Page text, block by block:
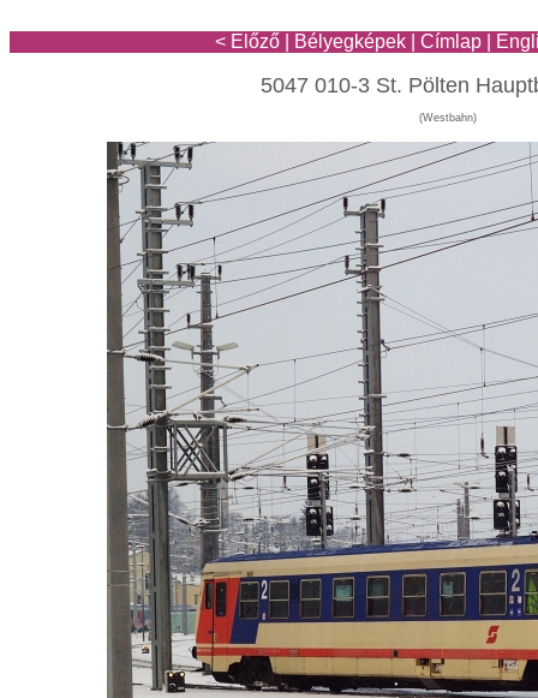
< Előző Bélyegképek Címlap
5047 010-3 St. Pölten
(Westbahn)